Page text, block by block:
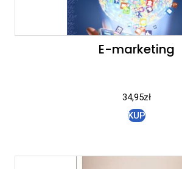
E-marketing
34,95zł
KUP